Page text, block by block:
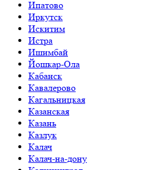
Ипатово
Иркутск
Искитим
Истра
Ишимбай
Йошкар-Ола
Кабанск
Кавалерово
Кагальницкая
Казанская
Казань
Казлук
Калач
Калач-на-дону